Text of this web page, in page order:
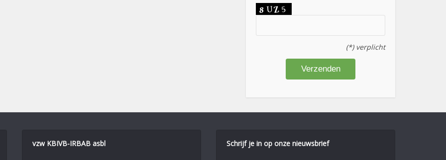
(*) verplicht
vzw KBIVB-IRBAB asbl Schrijf je in op onze nieuwsbrief